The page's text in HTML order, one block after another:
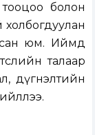
тооцоо болон
холбогдуулан
юм. Иймд
талаар
дүгнэлтийн